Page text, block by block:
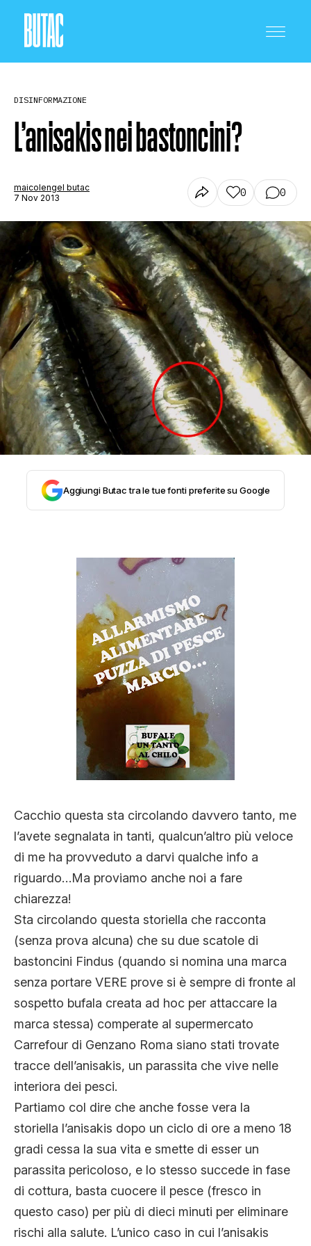
SCIENZA E TECNOLOGIA
SALUTE E MEDICINA
STORIA E CITAZIONI
INTRATTENIMENTO
COMPLOTTI, LEGGENDE URBANE ED
EVERGREEN
TRUFFE E SOCIAL NETWORK
CLIMA ED ENERGIA
CONTATTI
CHI SIAMO
DISINFORMAZIONE
L’anisakis nei bastoncini?
maicolengel butac
7 Nov 2013
0 0
Aggiungi Butac tra le tue fonti preferite su Google
Cacchio questa sta circolando davvero tanto, me
l’avete segnalata in tanti, qualcun’altro più veloce
di me ha provveduto a darvi qualche info a
riguardo…Ma proviamo anche noi a fare
chiarezza!
Sta circolando questa storiella che racconta
(senza prova alcuna) che su due scatole di
bastoncini Findus (quando si nomina una marca
senza portare VERE prove si è sempre di fronte al
sospetto bufala creata ad hoc per attaccare la
marca stessa) comperate al supermercato
Carrefour di Genzano Roma siano stati trovate
tracce dell’anisakis, un parassita che vive nelle
interiora dei pesci.
Partiamo col dire che anche fosse vera la
storiella l’anisakis dopo un ciclo di ore a meno 18
gradi cessa la sua vita e smette di esser un
parassita pericoloso, e lo stesso succede in fase
di cottura, basta cuocere il pesce (fresco in
questo caso) per più di dieci minuti per eliminare
rischi alla salute. L’unico caso in cui l’anisakis